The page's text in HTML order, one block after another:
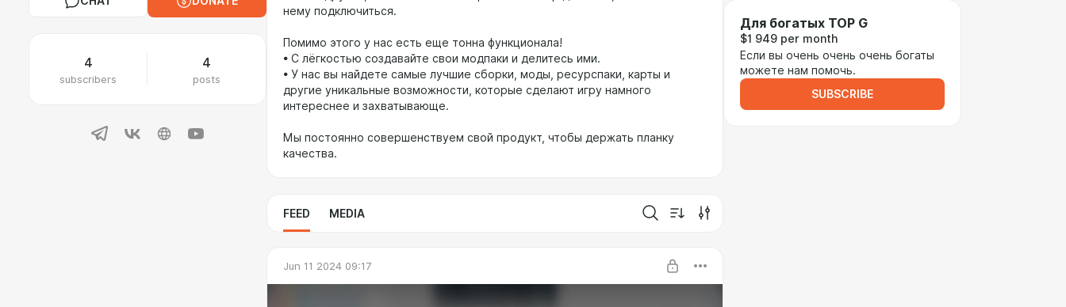
4
subscribers
4
posts
нему подключиться.
Помимо этого у нас есть еще тонна функционала!
• С лёгкостью создавайте свои модпаки и делитесь ими.
• У нас вы найдете самые лучшие сборки, моды, ресурспаки, карты и
другие уникальные возможности, которые сделают игру намного
интереснее и захватывающе.
Мы постоянно совершенствуем свой продукт, чтобы держать планку
качества.
FEED MEDIA
Jun 11 2024 09:17
Для богатых TOP G
$1 949 per month
Если вы очень очень очень богаты
можете нам помочь.
SUBSCRIBE